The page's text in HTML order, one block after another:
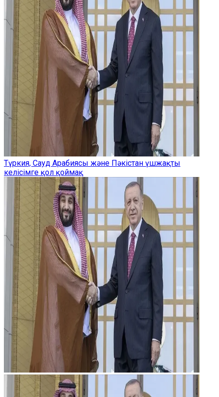
Түркия, Сауд Арабиясы және Пәкістан үшжақты
келісімге қол қоймақ